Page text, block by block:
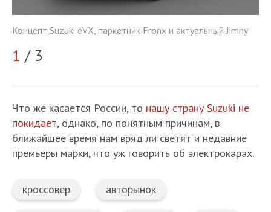
Концепт Suzuki eVX, паркетник Fronx и актуальный Jimny
1 / 3
Что же касается России, то нашу страну Suzuki не
покидает, однако, по понятным причинам, в
ближайшее время нам вряд ли светят и недавние
премьеры марки, что уж говорить об электрокарах.
кроссовер авторынок